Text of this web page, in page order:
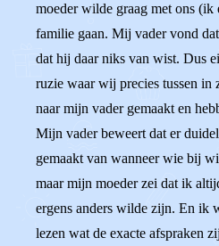
moeder wilde graag met ons (ik
familie gaan. Mij vader vond
dat hij daar niks van wist. Dus
ruzie waar wij precies tussen
naar mijn vader gemaakt en
Mijn vader beweert dat er
gemaakt van wanneer wie bij
maar mijn moeder zei dat ik
ergens anders wilde zijn. En ik
lezen wat de exacte afspraken